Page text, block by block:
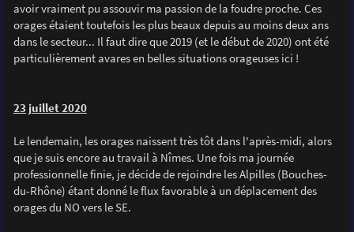
avoir vraiment pu assouvir ma passion de la foudre proche. Ces
orages étaient toutefois les plus beaux depuis au moins deux ans
dans le secteur... Il faut dire que 2019 (et le début de 2020) ont été
particulièrement avares en belles situations orageuses ici !
23 juillet 2020
Le lendemain, les orages naissent très tôt dans l'après-midi, alors
que je suis encore au travail à Nîmes. Une fois ma journée
professionnelle finie, je décide de rejoindre les Alpilles (Bouches-
du-Rhône) étant donné le flux favorable à un déplacement des
orages du NO vers le SE.